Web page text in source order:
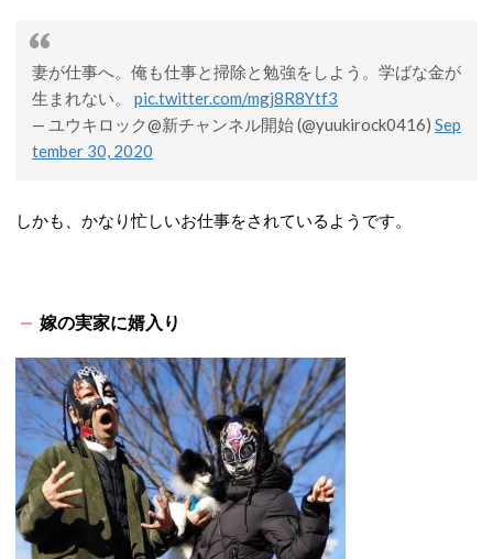
妻が仕事へ。俺も仕事と掃除と勉強をしよう。学ばな金が
生まれない。 pic.twitter.com/mgj8R8Ytf3
— ユウキロック@新チャンネル開始 (@yuukirock0416) Sep
tember 30, 2020
しかも、かなり忙しいお仕事をされているようです。
嫁の実家に婿入り